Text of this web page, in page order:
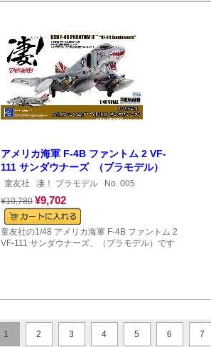
アメリカ海軍 F-4B ファントム 2 VF-
111 サンダウナーズ （プラモデル）
童友社 凄！ プラモデル No. 005
¥10,780 ¥9,702
童友社の1/48 アメリカ海軍 F-4B ファントム 2
VF-111 サンダウナーズ、（プラモデル）です
1 2 3 4 5 6 7